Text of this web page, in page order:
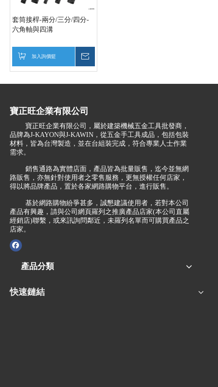
套筒接桿-兩分/三分/四分-
六角軸與四溝
加入詢價籃
寶正旺企業有限公司
寶正旺企業有限公司，屬於建築機械五金工具批發商，
品牌為J-KAYON與J-KAWIN，從五金手工具成品，包括包裝
材料，皆為台灣製造，並在台組裝完成，符合專業人士作業
需求。
銷售通路為實體店面，產品皆為批量販售，迄今並無網
路販售，亦無針對使用者之零售服務，更無授權任何店家，
得以將品牌產品，置於各家網路購物平台，進行販售。
基於網路購物紛爭甚多，誠懇建議使用者，若對本公司
產品有興趣，請與公司網頁羅列之推廣產品店家(本公司直屬
經銷店)聯繫，或來訊詢問鄰近，未羅列名單而可購買產品之
店家。
產品分類
快速鏈結